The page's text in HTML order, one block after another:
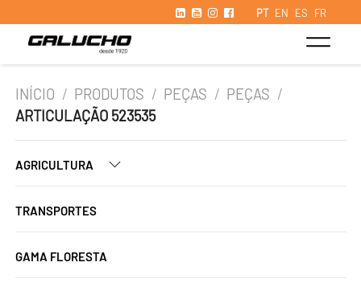
PT EN ES FR
INÍCIO / PRODUTOS / PEÇAS / PEÇAS /
ARTICULAÇÃO 523535
AGRICULTURA
TRANSPORTES
GAMA FLORESTA